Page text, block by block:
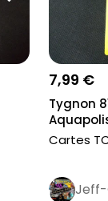
7,99 €
Tygnon
Cartes